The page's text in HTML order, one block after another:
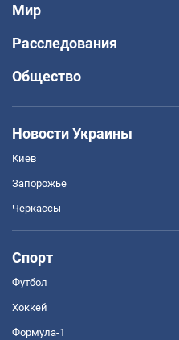
Мир
Расследования
Общество
Новости Украины
Киев
Запорожье
Черкассы
Спорт
Футбол
Хоккей
Формула-1